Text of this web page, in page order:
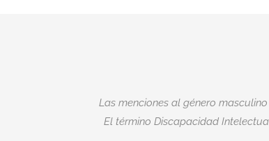
Las menciones al género
El término Discapacidad